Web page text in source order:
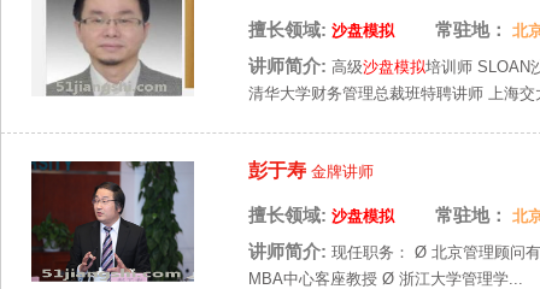
擅长领域: 沙盘模拟 常驻地： 北
讲师简介: 高级沙盘模拟培训师 SLOAN
清华大学财务管理总裁班特聘讲师 上海
彭于寿 金牌讲师
擅长领域: 沙盘模拟 常驻地： 北
讲师简介: 现任职务： Ø 北京管理顾问
MBA中心客座教授 Ø 浙江大学管理学...